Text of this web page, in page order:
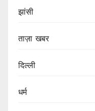
झांसी
ताज़ा खबर
दिल्ली
धर्म